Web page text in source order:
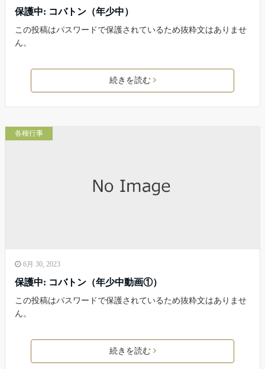
保護中: コバトン（年少中）
この投稿はパスワードで保護されているため抜粋文はありませ
ん。
続きを読む
各種行事
6月 30, 2023
保護中: コバトン（年少中動画①）
この投稿はパスワードで保護されているため抜粋文はありませ
ん。
続きを読む